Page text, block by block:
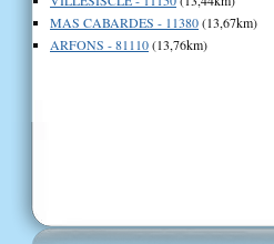
MAS CABARDES - 11380(13,67km)
ARFONS - 81110(13,76km)